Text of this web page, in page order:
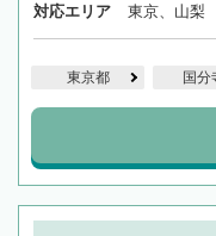
対応エリア 東京、山梨
東京都 国分